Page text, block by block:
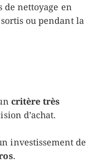
de nettoyage en
ou pendant la
critère très
d’achat.
investissement de
.